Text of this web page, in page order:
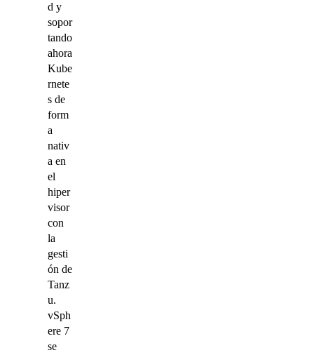
d y
sopor
tando
ahora
Kube
rnete
s de
form
a
nativ
a en
el
hiper
visor
con
la
gesti
ón de
Tanz
u.
vSph
ere 7
se